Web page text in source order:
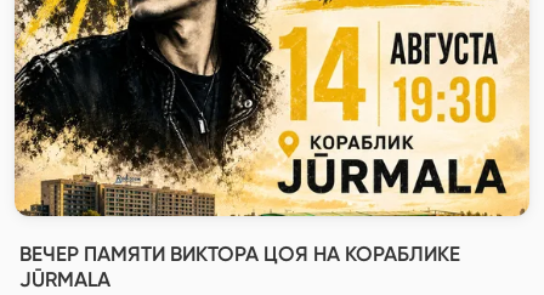
ВЕЧЕР ПАМЯТИ ВИКТОРА ЦОЯ НА КОРАБЛИКЕ
JŪRMALA